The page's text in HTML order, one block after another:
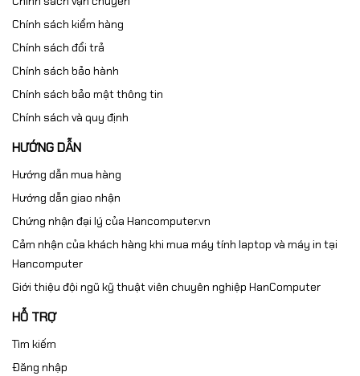
Chính sách kiểm hàng
Chính sách đổi trả
Chính sách bảo hành
Chính sách bảo mật thông tin
Chính sách và quy định
HƯỚNG DẪN
Hướng dẫn mua hàng
Hướng dẫn giao nhận
Chứng nhận đại lý của Hancomputer.vn
Cảm nhận của khách hàng khi mua máy tính laptop và máy in tại
Hancomputer
Giới thiệu đội ngũ kỹ thuật viên chuyên nghiệp HanComputer
HỖ TRỢ
Tìm kiếm
Đăng nhập